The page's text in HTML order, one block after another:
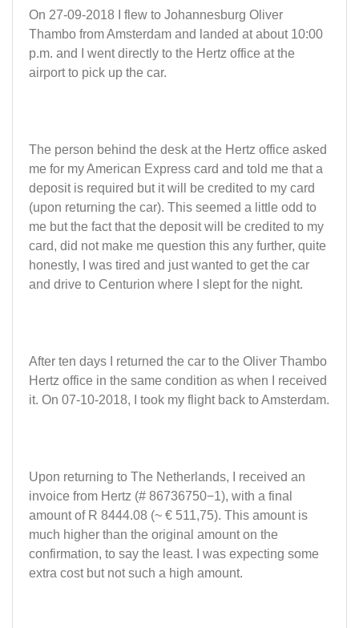
On 27-09-2018 I flew to Johannesburg Oliver
Thambo from Amsterdam and landed at about 10:00
p.m. and I went directly to the Hertz office at the
airport to pick up the car.
The person behind the desk at the Hertz office asked
me for my American Express card and told me that a
deposit is required but it will be credited to my card
(upon returning the car). This seemed a little odd to
me but the fact that the deposit will be credited to my
card, did not make me question this any further, quite
honestly, I was tired and just wanted to get the car
and drive to Centurion where I slept for the night.
After ten days I returned the car to the Oliver Thambo
Hertz office in the same condition as when I received
it. On 07-10-2018, I took my flight back to Amsterdam.
Upon returning to The Netherlands, I received an
invoice from Hertz (# 86736750−1), with a final
amount of R 8444.08 (~ € 511,75). This amount is
much higher than the original amount on the
confirmation, to say the least. I was expecting some
extra cost but not such a high amount.